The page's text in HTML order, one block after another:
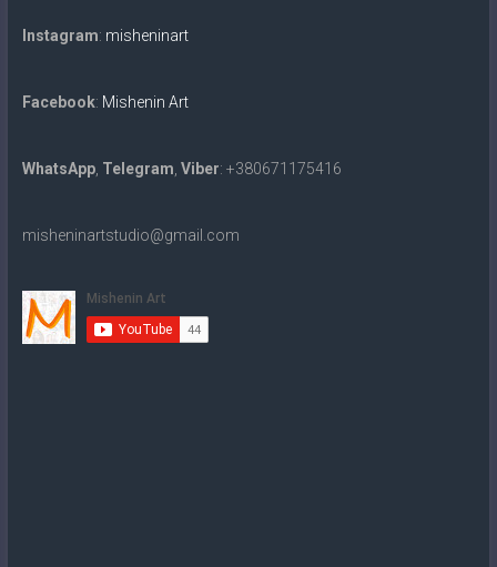
Instagram: misheninart
Facebook: Mishenin Art
WhatsApp, Telegram Viber: +380671175416
misheninartstudio@gmail.com